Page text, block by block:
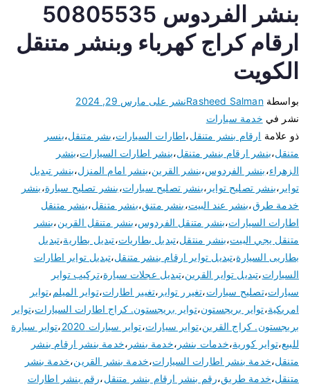
بنشر الفردوس 50805535
ارقام كراج كهرباء وبنشر متنقل
الكويت
بواسطةRasheed Salmanنشر على مارس 29, 2024
نشر في خدمة سيارات
ذو علامة ارقام بنشر متنقل،اطارات السيارات،بشر متنقل،بنسر
متنقل،بنشر ارقام بنشر متنقل،بنشر اطارات السيارات،بنشر
الزهراء،بنشر الفردوس،بنشر القرين،بنشر امام المنزل،بنشر تبديل
تواير ،بنشر تصليح تواير ،بنشر تصليح سيارات،بنشر تصليح سيارة،بنشر
خدمة طرق،بنشر عند البيت،بنشر متنق،بنشر متنقل،بنشر متنقل
اطارات السيارات،بنشر متنقل الفردوس،بنشر متنقل القرين،بنشر
متنقل يجي البيت،بنشر منتقل،تبديل بطاريات،تبديل بطارية،تبديل
بطاريى السيارة،تبديل تواير ارقام بنشر متنقل،تبديل تواير اطارات
السيارات،تبديل تواير القرين،تبديل عجلات سيارة،تركيب تواير
سيارات،تصليح سيارات،تغيرر تواير ،تغيير اطارات،تواير الميلم،تواير
امريكية،تواير بريجستون،تواير بريجستون. كراج اطارات السيارات،تواير
بريجستون. كراج القرين،تواير سيارات،تواير سيارات 2020 ،تواير سيارة
للبيع،تواير كورية،خدمات بنشر ،خدمة بنشر ،خدمة بنشر ارقام بنشر
متنقل،خدمة بنشر اطارات السيارات،خدمة بنشر القرين،خدمة بنشر
متنقل،خدمة طريق،رقم بنشر ارقام بنشر متنقل،رقم بنشر اطارات